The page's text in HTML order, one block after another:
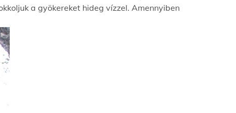
a gyökereket hideg vízzel. Amennyiben